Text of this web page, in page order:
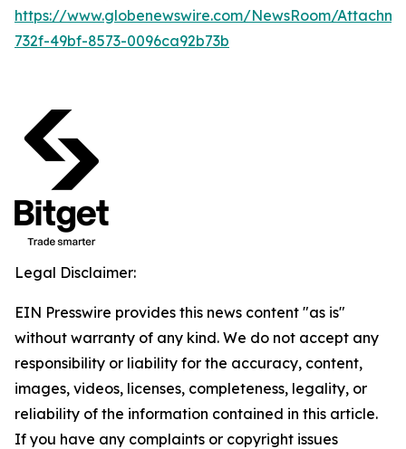
https://www.globenewswire.com/NewsRoom/
732f-49bf-8573-0096ca92b73b
Legal Disclaimer:
EIN Presswire provides this news content "as is"
without warranty of any kind. We do not accept any
responsibility or liability for the accuracy, content,
images, videos, licenses, completeness, legality, or
reliability of the information contained in this article.
If you have any complaints or copyright issues